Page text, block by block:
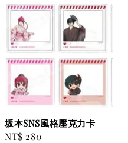
坂本SNS風格壓克力卡
Regular
NT$ 280